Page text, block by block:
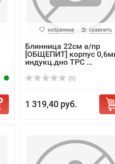
избранное сравнить
Блинница 22см а/пр
[ОБЩЕПИТ] корпус
индукц.дно ТРС ...
(0)
1 319,40 руб.